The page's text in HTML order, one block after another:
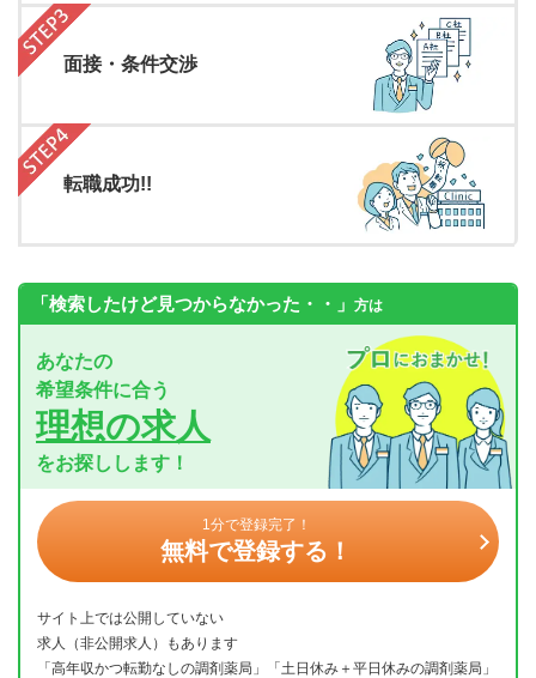
面接・条件交渉
転職成功!!
「検索したけど見つからなかった・・」 方は
あなたの
希望条件に合う
理想の求人
をお探しします！
1分で登録完了！
無料で登録する！
サイト上では公開していない
求人（非公開求人）もあります
「高年収かつ転勤なしの調剤薬局」「土日休み＋平日休みの調剤薬局」